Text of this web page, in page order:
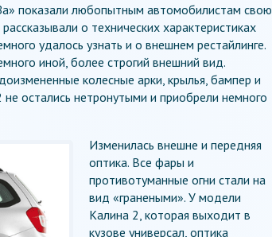
показали любопытным автомобилистам свою
о технических характеристиках
удалось узнать и о внешнем рестайлинге.
иной, более строгий внешний вид.
колесные арки, крылья, бампер и
остались нетронутыми и приобрели немного
Изменилась внешне и передняя
оптика. Все фары и
противотуманные огни стали на
вид «гранеными». У модели
Калина 2, которая выходит в
кузове универсал, оптика